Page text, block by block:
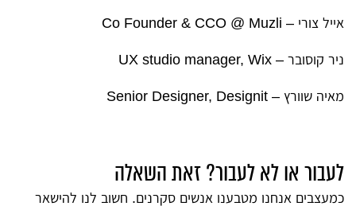
אייל צורי – Co Founder & CCO @ Muzli
ניר קוסובר – UX studio manager, Wix
מאיה שוורץ – Senior Designer, Designit
לעבור או לא לעבור? זאת השאלה
כמעצבים אנחנו מטבענו אנשים סקרנים. חשוב לנו להישאר